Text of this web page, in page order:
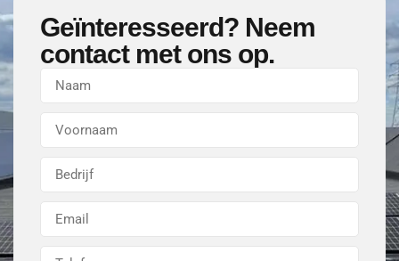
Geïnteresseerd? Neem
contact met ons op.